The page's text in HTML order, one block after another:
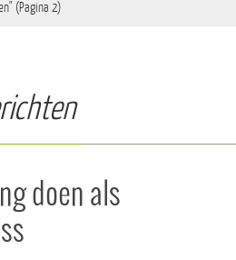
(Pagina 2)
doen als